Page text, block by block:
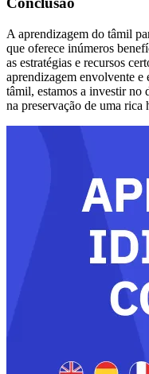
A aprendizagem do tâmil
que oferece inúmeros
as estratégias e recursos
aprendizagem envolvente
tâmil, estamos a investir no
na preservação de uma rica